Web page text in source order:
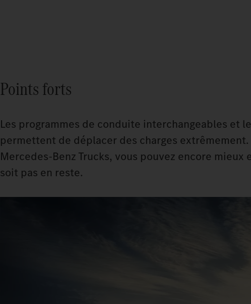
Points forts
Les programmes de conduite interchangeables et
permettent de déplacer des charges
Mercedes‑Benz Trucks, vous pouvez encore
soit pas en reste.